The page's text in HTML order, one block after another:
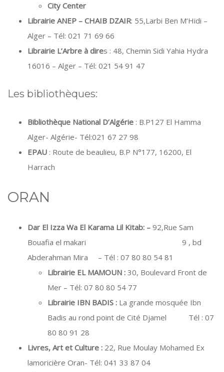
City Center
Librairie ANEP – CHAIB DZAIR: 55,Larbi Ben M’Hidi –
Alger – Tél: 021 71 69 66
Librairie L’Arbre à dires : 48, Chemin Sidi Yahia Hydra
16016 – Alger – Tél: 021 54 91 47
Les bibliothèques:
Bibliothèque National D’Algérie : B.P127 El Hamma
Alger- Algérie- Tél:021 67 27 98
EPAU : Route de beaulieu, B.P N°177, 16200, El
Harrach
ORAN
Dar El Izza Wa El Karama Lil Kitab: – 92,Rue Sam
Bouafia el makari 9 , bd
Abderahman Mira – Tél : 07 80 80 54 81
Librairie EL MAMOUN : 30, Boulevard Front de
Mer – Tél: 07 80 80 54 77
Librairie IBN BADIS : La grande mosquée Ibn
Badis au rond point de Cité Djamel Tél : 07
80 80 91 28
Livres, Art et Culture : 22, Rue Moulay Mohamed Ex
lamoricière Oran- Tél: 041 33 87 04